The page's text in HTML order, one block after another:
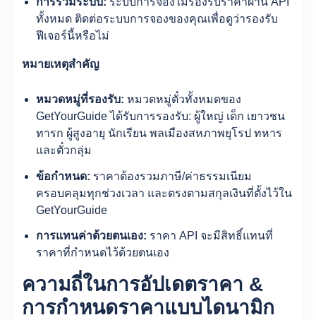
ทั้งหมด ติดต่อระบบการจองของคุณเพื่อดูว่ารองรับ
ฟีเจอร์นี้หรือไม่
หมายเหตุสำคัญ
หมวดหมู่ที่รองรับ: หมวดหมู่ตั๋วทั้งหมดของ
GetYourGuide ได้รับการรองรับ: ผู้ใหญ่ เด็ก เยาวชน
ทารก ผู้สูงอายุ นักเรียน พลเมืองสหภาพยุโรป ทหาร
และตั๋วกลุ่ม
ข้อกำหนด: ราคาต้องรวมภาษี/ค่าธรรมเนียม
ครอบคลุมทุกช่วงเวลา และตรงตามสกุลเงินที่ตั้งไว้ใน
GetYourGuide
การแทนค่าด้วยตนเอง: ราคา API จะมีสิทธิ์แทนที่
ราคาที่กำหนดไว้ด้วยตนเอง
ความถี่ในการอัปเดตราคา &
การกำหนดราคาแบบไดนามิก